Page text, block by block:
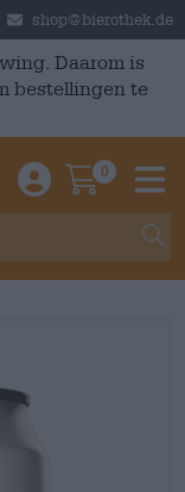
shop@bierothek.de
Daarom is
bestellingen te
Einloggen /
0